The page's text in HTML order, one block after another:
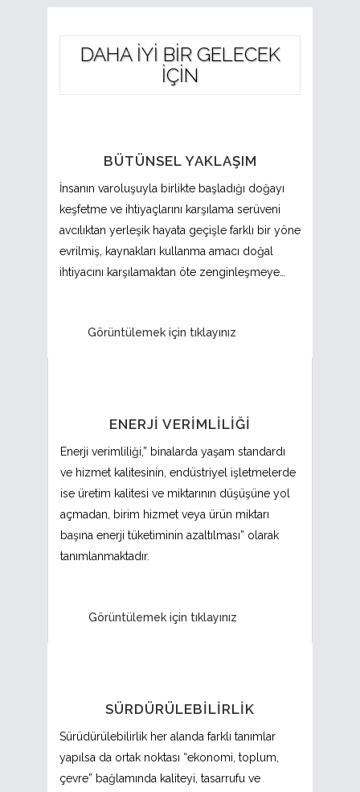
DAHA İYİ BİR GELECEK
İÇİN
BÜTÜNSEL YAKLAŞIM
İnsanın varoluşuyla birlikte başladığı doğayı
keşfetme ve ihtiyaçlarını karşılama serüveni
avcılıktan yerleşik hayata geçişle farklı bir yöne
evrilmiş, kaynakları kullanma amacı doğal
ihtiyacını karşılamaktan öte zenginleşmeye…
Görüntülemek için tıklayınız
ENERJI VERIMLILIĞI
Enerji verimliliği,” binalarda yaşam standardı
ve hizmet kalitesinin, endüstriyel işletmelerde
ise üretim kalitesi ve miktarının düşüşüne yol
açmadan, birim hizmet veya ürün miktarı
başına enerji tüketiminin azaltılması” olarak
tanımlanmaktadır.
Görüntülemek için tıklayınız
SÜRDÜRÜLEBILIRLIK
Sürüdürülebilirlik her alanda farklı tanımlar
yapılsa da ortak noktası “ekonomi, toplum,
çevre” bağlamında kaliteyi, tasarrufu ve